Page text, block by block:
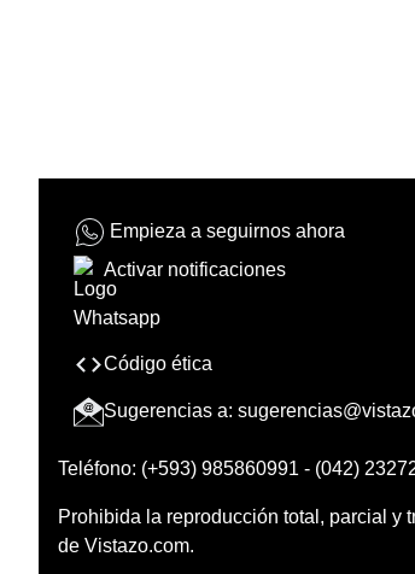
Empieza a seguirnos ahora
Activar notificaciones
Código ética
Sugerencias a:
Teléfono: (+593) 985860991 - (042)
Prohibida la reproducción total, parcial y
de Vistazo.com.